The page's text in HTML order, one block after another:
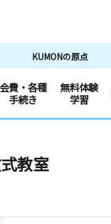
KUMONの原点
会費・各種
手続き
無料体験
学習
教室